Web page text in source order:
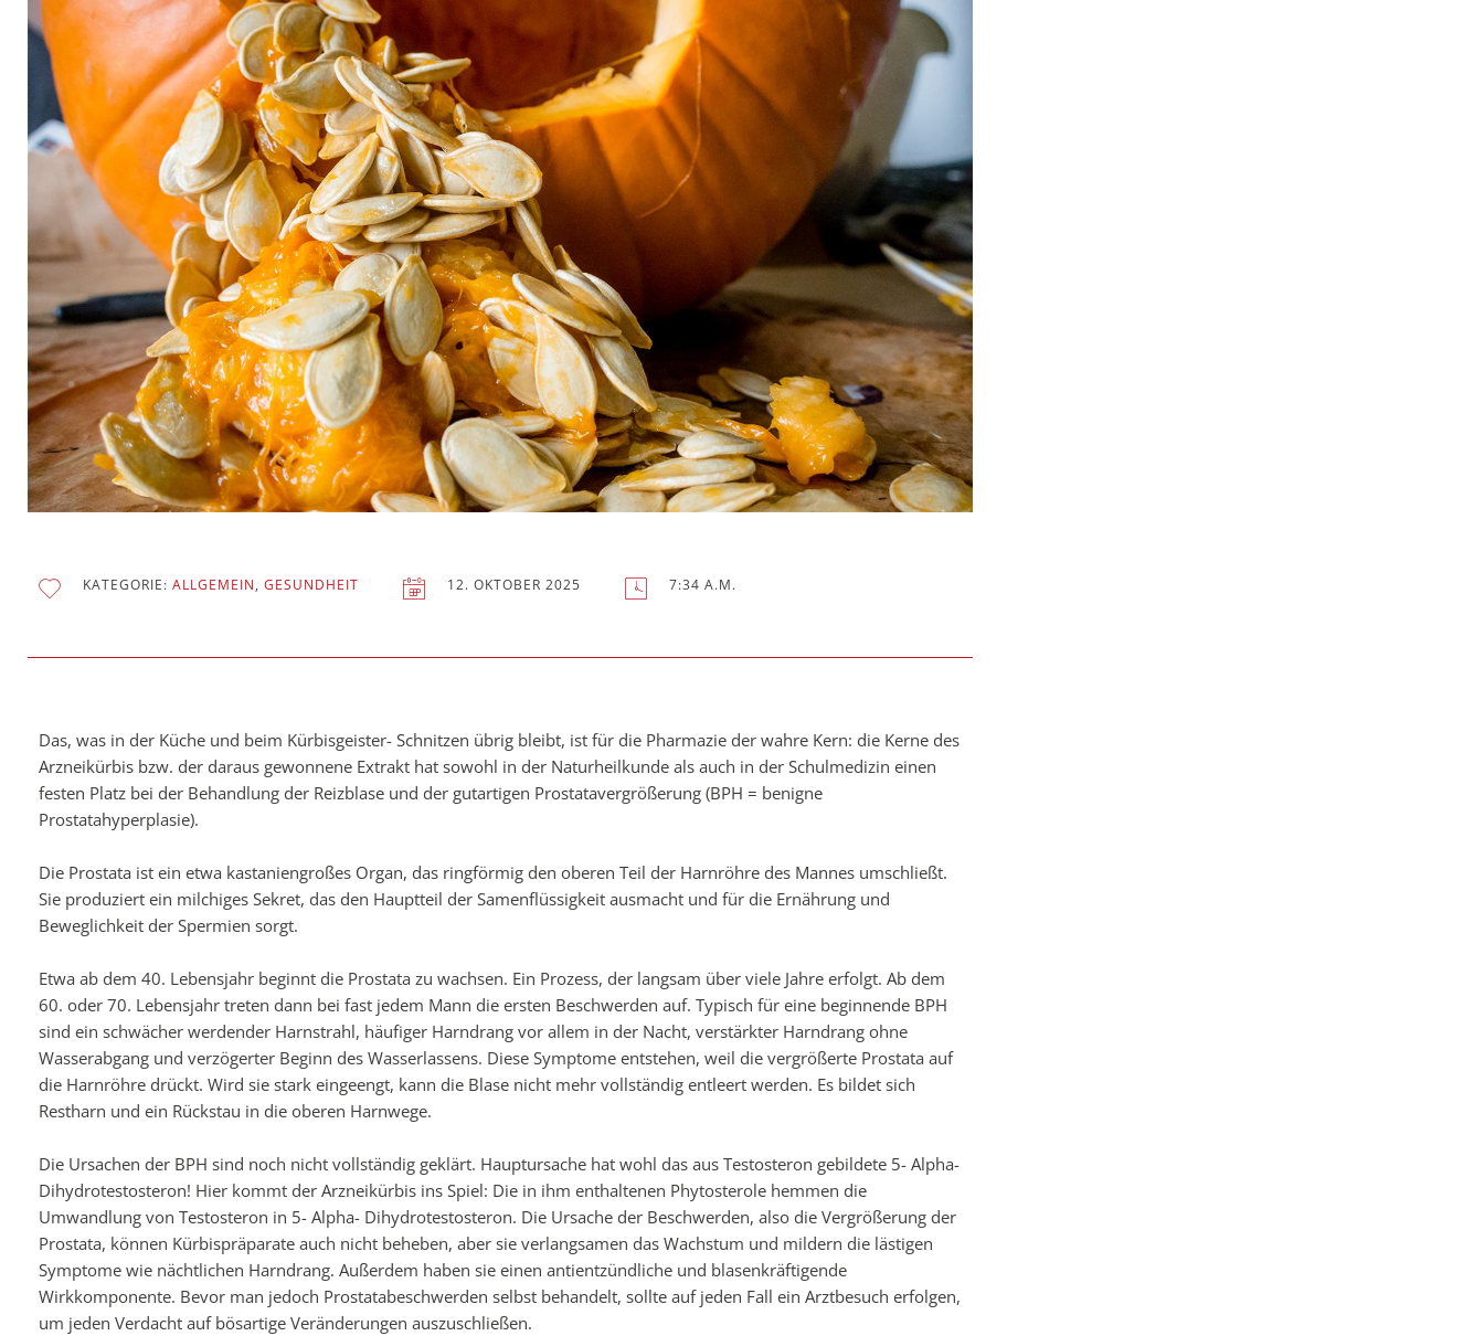
KATEGORIE: ALLGEMEIN, GESUNDHEIT 12. OKTOBER 2025 7:34 A.M.
Das, was in der Küche und beim Kürbisgeister- Schnitzen übrig bleibt, ist für die Pharmazie der wahre Kern: die Kerne des
Arzneikürbis bzw. der daraus gewonnene Extrakt hat sowohl in der Naturheilkunde als auch in der Schulmedizin einen
festen Platz bei der Behandlung der Reizblase und der gutartigen Prostatavergrößerung (BPH = benigne
Prostatahyperplasie).
Die Prostata ist ein etwa kastaniengroßes Organ, das ringförmig den oberen Teil der Harnröhre des Mannes umschließt.
Sie produziert ein milchiges Sekret, das den Hauptteil der Samenflüssigkeit ausmacht und für die Ernährung und
Beweglichkeit der Spermien sorgt.
Etwa ab dem 40. Lebensjahr beginnt die Prostata zu wachsen. Ein Prozess, der langsam über viele Jahre erfolgt. Ab dem
60. oder 70. Lebensjahr treten dann bei fast jedem Mann die ersten Beschwerden auf. Typisch für eine beginnende BPH
sind ein schwächer werdender Harnstrahl, häufiger Harndrang vor allem in der Nacht, verstärkter Harndrang ohne
Wasserabgang und verzögerter Beginn des Wasserlassens. Diese Symptome entstehen, weil die vergrößerte Prostata auf
die Harnröhre drückt. Wird sie stark eingeengt, kann die Blase nicht mehr vollständig entleert werden. Es bildet sich
Restharn und ein Rückstau in die oberen Harnwege.
Die Ursachen der BPH sind noch nicht vollständig geklärt. Hauptursache hat wohl das aus Testosteron gebildete 5- Alpha-
Dihydrotestosteron! Hier kommt der Arzneikürbis ins Spiel: Die in ihm enthaltenen Phytosterole hemmen die
Umwandlung von Testosteron in 5- Alpha- Dihydrotestosteron. Die Ursache der Beschwerden, also die Vergrößerung der
Prostata, können Kürbispräparate auch nicht beheben, aber sie verlangsamen das Wachstum und mildern die lästigen
Symptome wie nächtlichen Harndrang. Außerdem haben sie einen antientzündliche und blasenkräftigende
Wirkkomponente. Bevor man jedoch Prostatabeschwerden selbst behandelt, sollte auf jeden Fall ein Arztbesuch erfolgen,
um jeden Verdacht auf bösartige Veränderungen auszuschließen.